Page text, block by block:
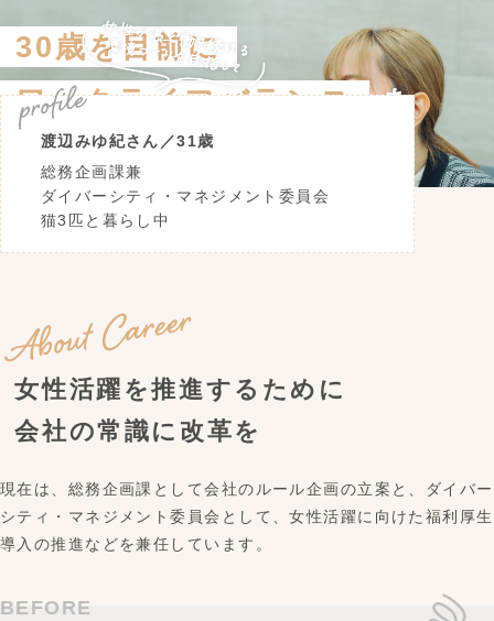
30歳を目前に
ワークライフバランス
を
重要視することに
渡辺みゆ紀さん／31歳
総務企画課兼
ダイバーシティ・マネジメント委員会
猫3匹と暮らし中
女性活躍を推進するために
会社の常識に改革を
現在は、総務企画課として会社のルール企画の立案と、ダイバー
シティ・マネジメント委員会として、女性活躍に向けた福利厚生
導入の推進などを兼任しています。
BEFORE